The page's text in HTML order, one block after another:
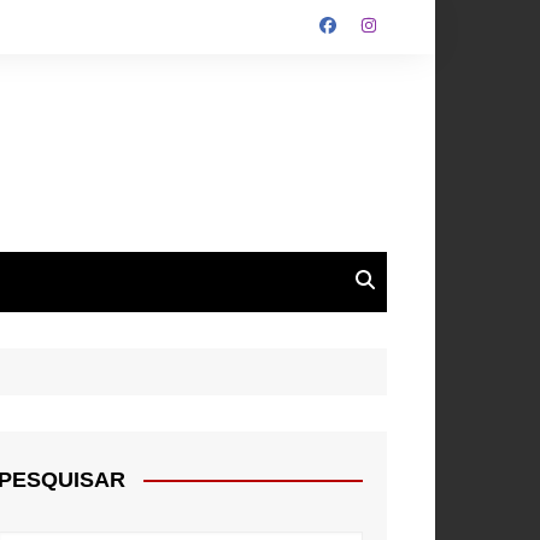
PESQUISAR